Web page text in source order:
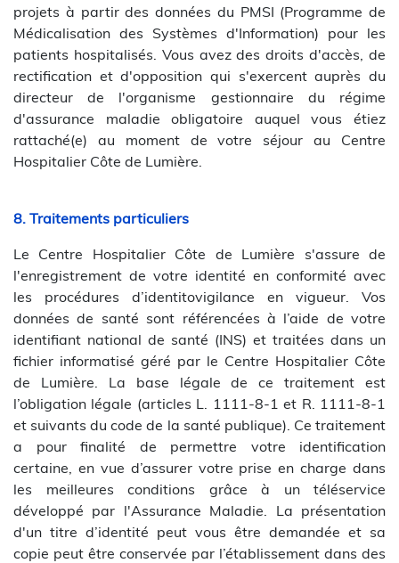
projets à partir des données du PMSI (Programme de
Médicalisation des Systèmes d'Information) pour les
patients hospitalisés. Vous avez des droits d'accès, de
rectification et d'opposition qui s'exercent auprès du
directeur de l'organisme gestionnaire du régime
d'assurance maladie obligatoire auquel vous étiez
rattaché(e) au moment de votre séjour au Centre
Hospitalier Côte de Lumière.
8. Traitements particuliers
Le Centre Hospitalier Côte de Lumière s'assure de
l'enregistrement de votre identité en conformité avec
les procédures d’identitovigilance en vigueur. Vos
données de santé sont référencées à l’aide de votre
identifiant national de santé (INS) et traitées dans un
fichier informatisé géré par le Centre Hospitalier Côte
de Lumière. La base légale de ce traitement est
l’obligation légale (articles L. 1111-8-1 et R. 1111-8-1
et suivants du code de la santé publique). Ce traitement
a pour finalité de permettre votre identification
certaine, en vue d’assurer votre prise en charge dans
les meilleures conditions grâce à un téléservice
développé par l'Assurance Maladie. La présentation
d'un titre d’identité peut vous être demandée et sa
copie peut être conservée par l’établissement dans des